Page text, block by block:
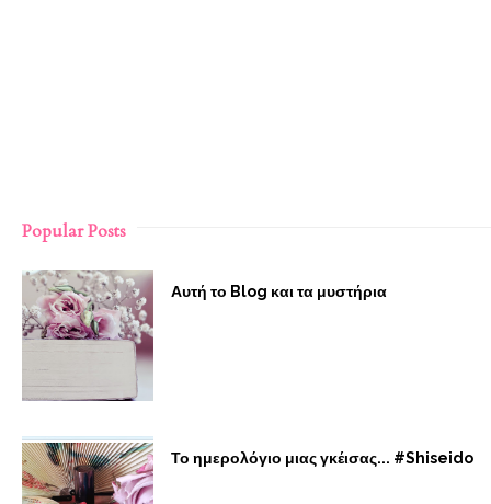
Popular Posts
Αυτή το Blog και τα μυστήρια
Το ημερολόγιο μιας γκέισας... #Shiseido